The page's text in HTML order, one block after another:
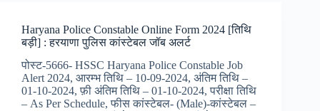
Himachal
Police
Constable
Online
Form
2024
Haryana Police Constable Online Form 2024 [तिथि
बड़ी] : हरयाणा पुलिस कांस्टेबल जॉब अलर्ट
पोस्ट-5666- HSSC Haryana Police Constable Job
Alert 2024, आरम्भ तिथि – 10-09-2024, अंतिम तिथि –
01-10-2024, फ़ी अंतिम तिथि – 01-10-2024, परीक्षा तिथि
– As Per Schedule, फीस कांस्टेबल- (Male)-कांस्टेबल –